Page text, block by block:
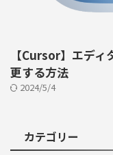
【Cursor】エデ
更する方法
2024/5/4
カテゴリー